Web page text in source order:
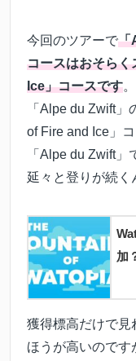
今回のツアーで「
コースはおそら
Ice」コースです。
「Alpe du Zwift
of Fire and Ice」
「Alpe du Zwift」
延々と登りが続く
加
獲得標高だけで見
ほうが高いのです